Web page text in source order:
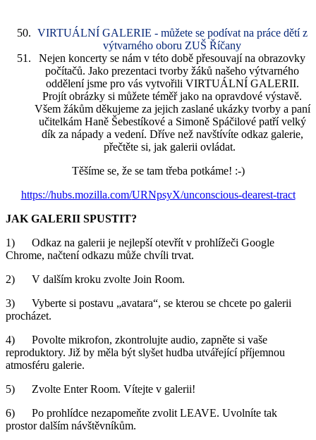
VIRTUÁLNÍ GALERIE - můžete se podívat na práce dětí z
výtvarného oboru ZUŠ Říčany
Nejen koncerty se nám v této době přesouvají na obrazovky
počítačů. Jako prezentaci tvorby žáků našeho výtvarného
oddělení jsme pro vás vytvořili VIRTUÁLNÍ GALERII.
Projít obrázky si můžete téměř jako na opravdové výstavě.
Všem žákům děkujeme za jejich zaslané ukázky tvorby a paní
učitelkám Haně Šebestíkové a Simoně Spáčilové patří velký
dík za nápady a vedení. Dříve než navštívíte odkaz galerie,
přečtěte si, jak galerii ovládat.
Těšíme se, že se tam třeba potkáme! :-)
https://hubs.mozilla.com/URNpsyX/unconscious-dearest-tract
JAK GALERII SPUSTIT?
1) Odkaz na galerii je nejlepší otevřít v prohlížeči Google
Chrome, načtení odkazu může chvíli trvat.
2) V dalším kroku zvolte Join Room.
3) Vyberte si postavu „avatara“, se kterou se chcete po galerii
procházet.
4) Povolte mikrofon, zkontrolujte audio, zapněte si vaše
reproduktory. Již by měla být slyšet hudba utvářející příjemnou
atmosféru galerie.
5) Zvolte Enter Room. Vítejte v galerii!
6) Po prohlídce nezapomeňte zvolit LEAVE. Uvolníte tak
prostor dalším návštěvníkům.